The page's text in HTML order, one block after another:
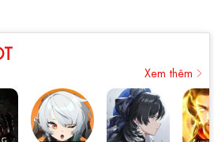
Xem thêm